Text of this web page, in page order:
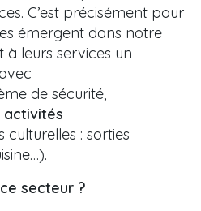
C’est précisément pour
émergent dans notre
à leurs services un
de sécurité,
activités
culturelles : sorties
secteur ?